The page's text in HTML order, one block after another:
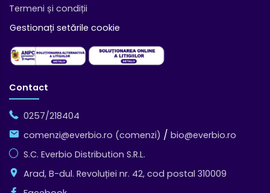
Termeni și condiții
Gestionați setările cookie
Contact
0257/218404
comenzi@everbio.ro (comenzi) / bio@everbio.ro
S.C. Everbio Distribution S.R.L.
Arad, B-dul. Revoluției nr. 42, cod postal 310009